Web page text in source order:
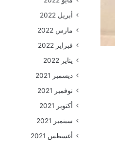
أبريل 2022
مارس 2022
فبراير 2022
يناير 2022
ديسمبر 2021
نوفمبر 2021
أكتوبر 2021
سبتمبر 2021
أغسطس 2021